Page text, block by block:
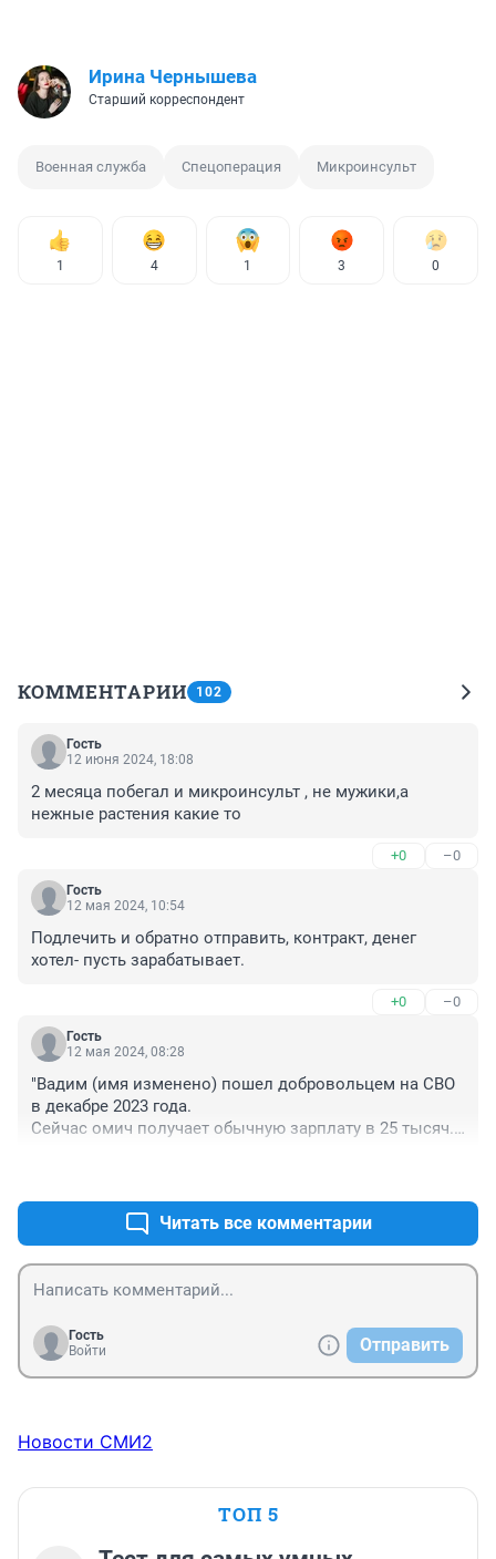
Ирина Чернышева
Старший корреспондент
Военная служба Спецоперация Микроинсульт
1 4 1 3 0
КОММЕНТАРИИ 102
Гость
12 июня 2024, 18:08
2 месяца побегал и микроинсульт , не мужики,а
нежные растения какие то
+0 –0
Гость
12 мая 2024, 10:54
Подлечить и обратно отправить, контракт, денег
хотел- пусть зарабатывает.
+0 –0
Гость
12 мая 2024, 08:28
"Вадим (имя изменено) пошел добровольцем на СВО
в декабре 2023 года.
Сейчас омич получает обычную зарплату в 25 тысяч."
Читать все комментарии
Гость
Войти
Отправить
Новости СМИ2
ТОП 5